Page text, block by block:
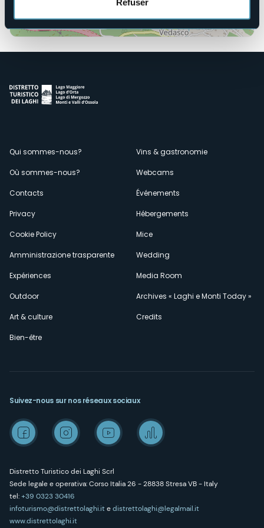
Refuser
Menù
secondario
Qui sommes-nous?
Où sommes-nous?
Contacts
Privacy
Cookie Policy
Amministrazione trasparente
Expériences
Outdoor
Art & culture
Bien-être
Vins & gastronomie
Webcams
Événements
Hébergements
Mice
Wedding
Media Room
Archives « Laghi e Monti Today »
Credits
Distretto Turistico dei Laghi Scrl
Sede legale e operativa: Corso Italia 26 - 28838 Stresa VB - Italy
tel:+39 0323 30416
infoturismo@distrettolaghi.itedistrettolaghi@legalmail.it
www.distrettolaghi.it
Suivez-nous sur nos réseaux sociaux